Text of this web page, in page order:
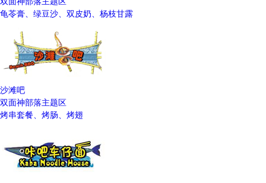
龟苓膏、绿豆沙、双皮奶、杨枝甘露
沙滩吧
双面神部落主题区
烤串套餐、烤肠、烤翅